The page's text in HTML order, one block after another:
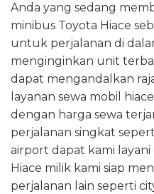
Anda yang sedang
minibus Toyota Hiace
untuk perjalanan di
menginginkan unit
dapat mengandalkan
layanan sewa mobil
dengan harga sewa
perjalanan singkat
airport dapat kami
Hiace milik kami siap
perjalanan lain seperti